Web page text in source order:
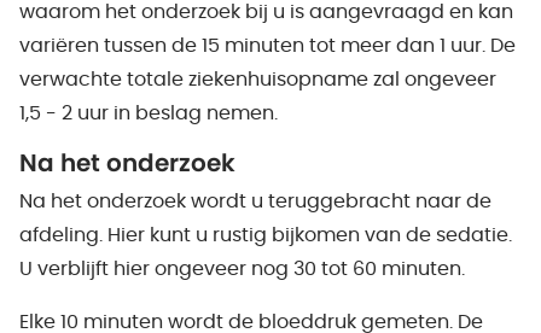
waarom het onderzoek bij u is aangevraagd en kan
variëren tussen de 15 minuten tot meer dan 1 uur. De
verwachte totale ziekenhuisopname zal ongeveer
1,5 - 2 uur in beslag nemen.
Na het onderzoek
Na het onderzoek wordt u teruggebracht naar de
afdeling. Hier kunt u rustig bijkomen van de sedatie.
U verblijft hier ongeveer nog 30 tot 60 minuten.
Elke 10 minuten wordt de bloeddruk gemeten. De